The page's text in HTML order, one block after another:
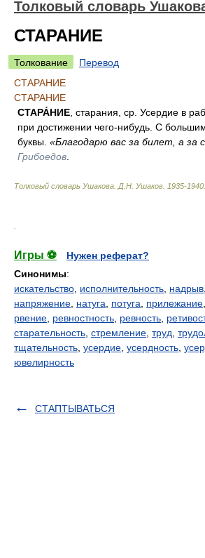
Толковый словарь
СТАРАНИЕ
Толкование
Перевод
СТАРАНИЕ
СТАРАНИЕ
СТАРА́НИЕ , старания, ср. Усердие в
при достижении чего-нибудь. С
буквы. «Благодарю вас за билет, а за
Грибоедов
Толковый словарь Ушакова Д.Н. Ушаков. 1935-1940
Игры ⚽
Нужен реферат?
Синонимы:
искательство исполнительность надрыв
напряжение натуга потуга прилежание
рвение ревностность ревность
старательность стремление труд
тщательность усердие усердность
ювелирность
СТАПТЫВАТЬСЯ